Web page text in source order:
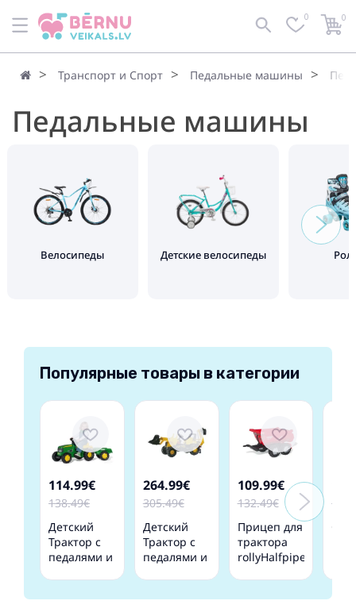
0 0
Транспорт и Спорт Педальные машины
Педальные машины
Велосипеды Детские велосипеды
Популярные товары в категории
114.99€
138.49€
Детский
Трактор с
педалями и
Rolly KID
264.99€
305.49€
Детский
Трактор с
педалями и
Rolly Toys
109.99€
132.49€
Прицеп для
трактора
rollyHalfpipe
123230